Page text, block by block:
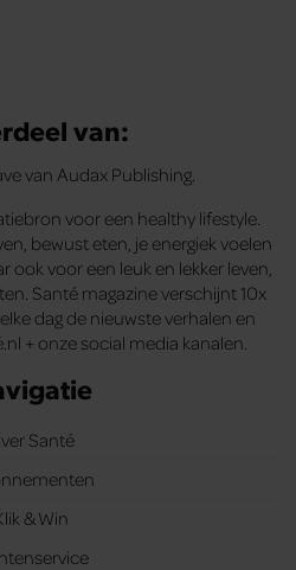
van:
van Audax Publishing.
voor een healthy lifestyle.
bewust eten, je energiek voelen
ook voor een leuk en lekker leven,
Santé magazine verschijnt 10x
dag de nieuwste verhalen en
+ onze social media kanalen.
Santé
& Win